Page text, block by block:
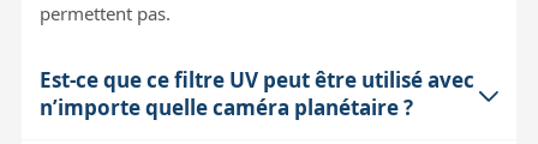
permettent pas.
Est-ce que ce filtre UV peut être utilisé avec
n’importe quelle caméra planétaire ?